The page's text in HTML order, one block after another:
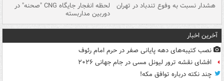
هشدار نسبت به وفوع تندباد در تهران لحظه انفجار جایگاه CNG "صحنه" در
دوربین مداربسته
آخرین اخبار
نصب کتیبه‌های دهه پایانی صفر در حرم امام رئوف
افشای نقشه ترور لیونل مسی در جام جهانی ۲۰۲۶
چند نکته درباره توافق مکه!